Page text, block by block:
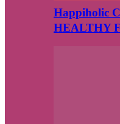
Happiholic
HEALTHY